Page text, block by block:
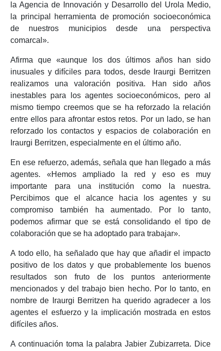
la Agencia de Innovación y Desarrollo del Urola Medio,
la principal herramienta de promoción socioeconómica
de nuestros municipios desde una perspectiva
comarcal».
Afirma que «aunque los dos últimos años han sido
inusuales y difíciles para todos, desde Iraurgi Berritzen
realizamos una valoración positiva. Han sido años
inestables para los agentes socioeconómicos, pero al
mismo tiempo creemos que se ha reforzado la relación
entre ellos para afrontar estos retos. Por un lado, se han
reforzado los contactos y espacios de colaboración en
Iraurgi Berritzen, especialmente en el último año.
En ese refuerzo, además, señala que han llegado a más
agentes. «Hemos ampliado la red y eso es muy
importante para una institución como la nuestra.
Percibimos que el alcance hacia los agentes y su
compromiso también ha aumentado. Por lo tanto,
podemos afirmar que se está consolidando el tipo de
colaboración que se ha adoptado para trabajar».
A todo ello, ha señalado que hay que añadir el impacto
positivo de los datos y que probablemente los buenos
resultados son fruto de los puntos anteriormente
mencionados y del trabajo bien hecho. Por lo tanto, en
nombre de Iraurgi Berritzen ha querido agradecer a los
agentes el esfuerzo y la implicación mostrada en estos
difíciles años.
A continuación toma la palabra Jabier Zubizarreta. Dice